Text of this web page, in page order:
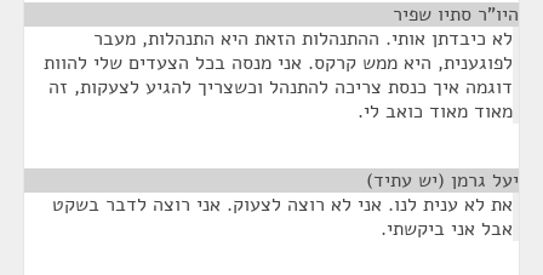
היו"ר סתיו שפיר
לא כיבדתן אותי. ההתנהלות הזאת היא התנהלות, מעבר
לפוגענית, היא ממש קרקס. אני מנסה בכל הצעדים שלי להוות
דוגמה איך כנסת צריכה להתנהל וכשצריך להגיע לצעקות, זה
מאוד מאוד כואב לי.
יעל גרמן (יש עתיד)
את לא ענית לנו. אני לא רוצה לצעוק. אני רוצה לדבר בשקט
אבל אני ביקשתי.